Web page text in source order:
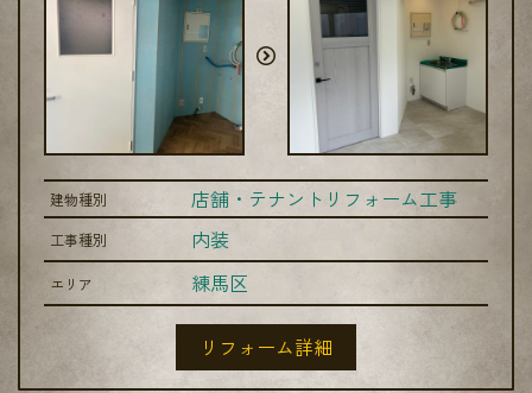
建物種別 店舗・テナントリフォーム工事
工事種別 内装
エリア 練馬区
リフォーム詳細